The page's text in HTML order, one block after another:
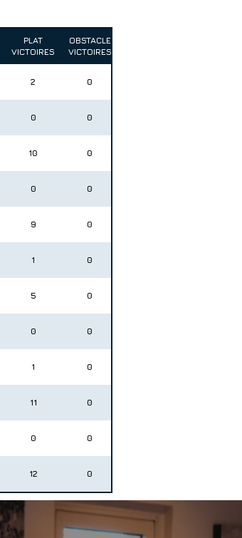
PLAT
VICTOIRES
OBSTACLE
VICTOIRES
2 0
0 0
10 0
0 0
9 0
1 0
5 0
0 0
1 0
11 0
0 0
12 0